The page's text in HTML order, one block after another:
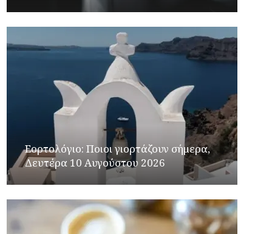
Εορτολόγιο: Ποιοι γιορτάζουν σήμερα,
Δευτέρα 10 Αυγούστου 2026